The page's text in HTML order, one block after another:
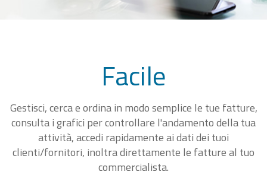
Facile
Gestisci, cerca e ordina in modo semplice le tue fatture,
consulta i grafici per controllare l'andamento della tua
attività, accedi rapidamente ai dati dei tuoi
clienti/fornitori, inoltra direttamente le fatture al tuo
commercialista.